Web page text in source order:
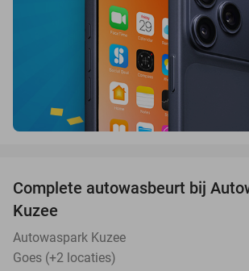
Complete autowasbeurt bij
Kuzee
Autowaspark Kuzee
Goes (+2 locaties)